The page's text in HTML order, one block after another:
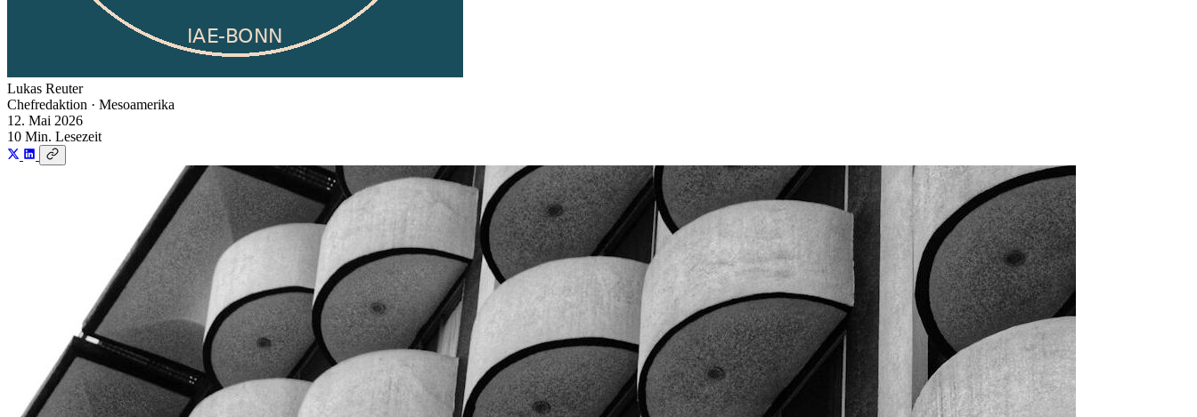
Lukas Reuter
Chefredaktion · Mesoamerika
12. Mai 2026
10 Min. Lesezeit